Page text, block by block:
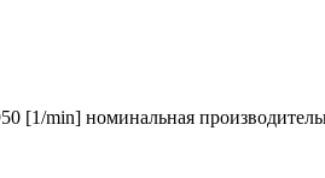
[1/min] номинальная